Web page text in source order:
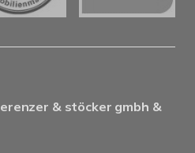
& stöcker gmbh &